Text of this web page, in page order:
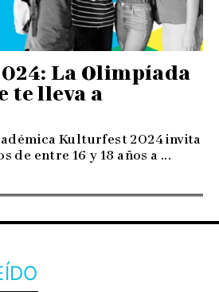
La Olimpíada
te lleva a
Kulturfest 2024 invita
de entre 16 y 18 años a ...